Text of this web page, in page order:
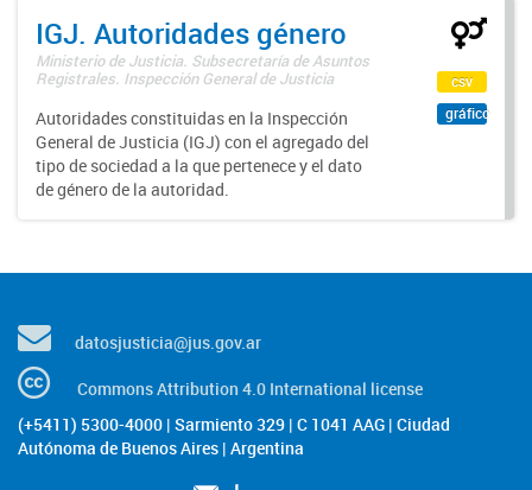
IGJ. Autoridades género
Ministerio de Justicia. Subsecretaría de Asuntos
Registrales. Inspección General de Justicia
Autoridades constituidas en la Inspección
General de Justicia (IGJ) con el agregado del
tipo de sociedad a la que pertenece y el dato
de género de la autoridad.
csv
gráfico
datosjusticia@jus.gov.ar
Commons Attribution 4.0 International license
(+5411) 5300-4000 | Sarmiento 329 | C 1041 AAG | Ciudad
Autónoma de Buenos Aires | Argentina